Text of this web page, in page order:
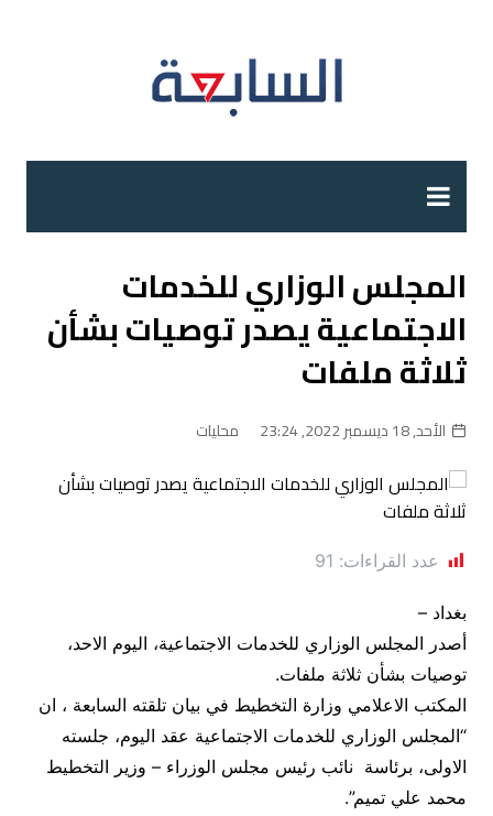
المجلس الوزاري للخدمات
الاجتماعية يصدر توصيات بشأن
ثلاثة ملفات
الأحد, 18 ديسمبر 2022, 23:24 محليات
عدد القراءات: 91
بغداد –
أصدر المجلس الوزاري للخدمات الاجتماعية، اليوم الاحد،
توصيات بشأن ثلاثة ملفات.
المكتب الاعلامي وزارة التخطيط في بيان تلقته السابعة ، ان
“المجلس الوزاري للخدمات الاجتماعية عقد اليوم، جلسته
الاولى، برئاسة نائب رئيس مجلس الوزراء – وزير التخطيط
محمد علي تميم”.